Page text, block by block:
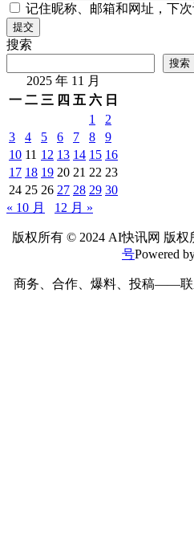
记住昵称、邮箱和网址，下
提交
搜索
搜索
2025 年 11 月
一 二 三 四 五 六 日
1
2
3
4 5 6 7 8
9
10 11 12 13 14 15 16
17 18 19 20 21 22 23
24 25 26 27 28 29 30
« 10 月
12 月 »
版权所有 © 2024 AI快讯网 版权
号Powered
商务、合作、爆料、投稿——联